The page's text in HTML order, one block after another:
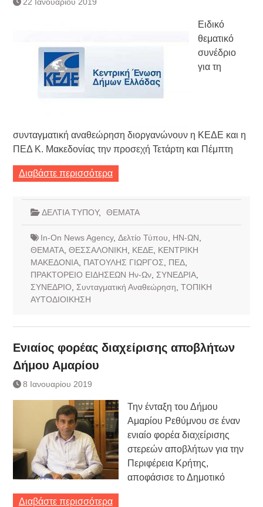
Ημερήσιο Δελτίο Τιμών
Συναλλάγματος &
Τραπεζογραμματίων 7-3-2019
Ημερήσιο Δελτίο Τιμών
Συναλλάγματος &
Τραπεζογραμματίων 4-3-2019
Ειδικό
θεματικό
συνέδριο
για τη
συνταγματική αναθεώρηση διοργανώνουν η ΚΕΔΕ και η
ΠΕΔ Κ. Μακεδονίας την προσεχή Τετάρτη και Πέμπτη
Διαβάστε περισσότερα
ΔΕΛΤΙΑ ΤΥΠΟΥ, ΘΕΜΑΤΑ
In-On News Agency, Δελτίο Τύπου ΗΝ-ΩΝ
ΘΕΜΑΤΑ, ΘΕΣΣΑΛΟΝΙΚΗ ΚΕΔΕ, ΚΕΝΤΡΙΚΗ
ΜΑΚΕΔΟΝΙΑ, ΠΑΤΟΥΛΗΣ ΓΙΩΡΓΟΣ ΠΕΔ,
ΠΡΑΚΤΟΡΕΙΟ ΕΙΔΗΣΕΩΝ Ην-Ων, ΣΥΝΕΔΡΙΑ,
ΣΥΝΕΔΡΙΟ
Συνταγματική Αναθεώρηση ΤΟΠΙΚΗ
ΑΥΤΟΔΙΟΙΚΗΣΗ
Ενιαίος φορέας διαχείρισης αποβλήτων
Δήμου Αμαρίου
8 Ιανουαρίου 2019
Την ένταξη του Δήμου
Αμαρίου Ρεθύμνου σε έναν
ενιαίο φορέα διαχείρισης
στερεών αποβλήτων για την
Περιφέρεια Κρήτης,
αποφάσισε το Δημοτικό
Διαβάστε περισσότερα